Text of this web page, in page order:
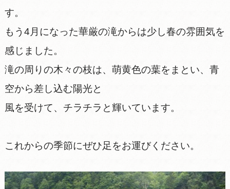
す。
もう4月になった華厳の滝からは少し春の雰囲気を
感じました。
滝の周りの木々の枝は、萌黄色の葉をまとい、青
空から差し込む陽光と
風を受けて、チラチラと輝いています。
これからの季節にぜひ足をお運びください。